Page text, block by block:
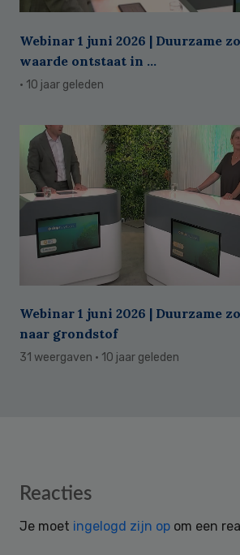
Webinar 1 juni 2026 | Duurzame
waarde ontstaat in ...
· 10 jaar geleden
Webinar 1 juni 2026 | Duurzame
naar grondstof
31 weergaven · 10 jaar geleden
Reader
Reacties
Je moet ingelogd zijn op om een